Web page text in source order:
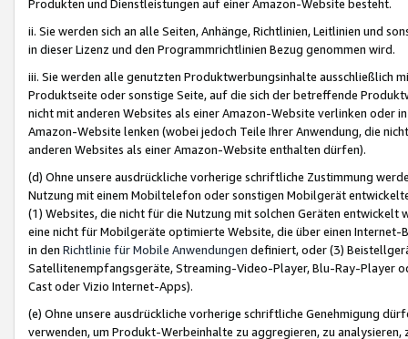
Produkten und Dienstleistungen auf einer Amazon-Website besteht.
ii. Sie werden sich an alle Seiten, Anhänge, Richtlinien, Leitlinien und
in dieser Lizenz und den Programmrichtlinien Bezug genommen wird.
iii. Sie werden alle genutzten Produktwerbungsinhalte ausschließlich
Produktseite oder sonstige Seite, auf die sich der betreffende
nicht mit anderen Websites als einer Amazon-Website verlinken oder
Amazon-Website lenken (wobei jedoch Teile Ihrer Anwendung, die
anderen Websites als einer Amazon-Website enthalten dürfen).
(d) Ohne unsere ausdrückliche vorherige schriftliche Zustimmung
Nutzung mit einem Mobiltelefon oder sonstigen Mobilgerät
(1) Websites, die nicht für die Nutzung mit solchen Geräten
eine nicht für Mobilgeräte optimierte Website, die über einen
in den Richtlinie für Mobile Anwendungen definiert, oder (3)
Satellitenempfangsgeräte, Streaming-Video-Player, Blu-Ray-Player
Cast oder Vizio Internet-Apps).
(e) Ohne unsere ausdrückliche vorherige schriftliche Genehmigung
verwenden, um Produkt-Werbeinhalte zu aggregieren, zu